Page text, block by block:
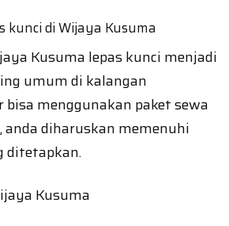
kunci di Wijaya Kusuma
Kusuma lepas kunci menjadi
umum di kalangan
menggunakan paket sewa
anda diharuskan memenuhi
ditetapkan.